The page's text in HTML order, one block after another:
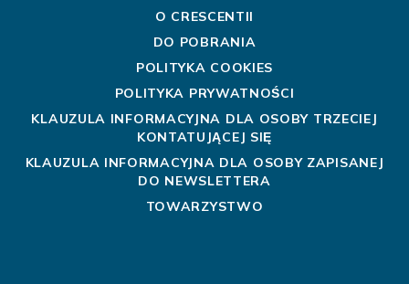
O CRESCENTII
DO POBRANIA
POLITYKA COOKIES
POLITYKA PRYWATNOŚCI
KLAUZULA INFORMACYJNA DLA OSOBY TRZECIEJ
KONTATUJĄCEJ SIĘ
KLAUZULA INFORMACYJNA DLA OSOBY ZAPISANEJ
DO NEWSLETTERA
TOWARZYSTWO